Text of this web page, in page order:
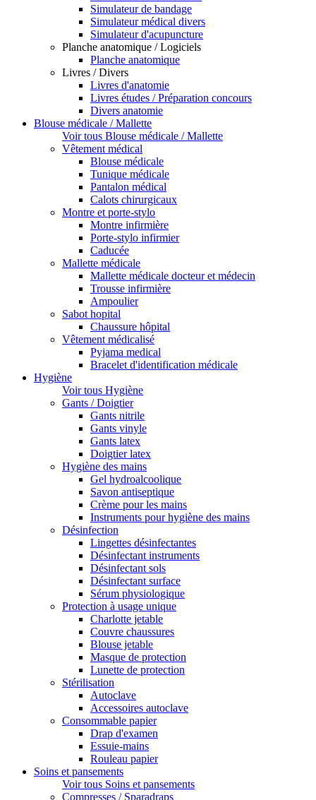
Simulateur de bandage
Simulateur médical divers
Simulateur d'acupuncture
Planche anatomique / Logiciels
Planche anatomique
Livres / Divers
Livres d'anatomie
Livres études / Préparation concours
Divers anatomie
Blouse médicale / Mallette
Voir tous Blouse médicale / Mallette
Vêtement médical
Blouse médicale
Tunique médicale
Pantalon médical
Calots chirurgicaux
Montre et porte-stylo
Montre infirmière
Porte-stylo infirmier
Caducée
Mallette médicale
Mallette médicale docteur et médecin
Trousse infirmière
Ampoulier
Sabot hopital
Chaussure hôpital
Vêtement médicalisé
Pyjama medical
Bracelet d'identification médicale
Hygiène
Voir tous Hygiène
Gants / Doigtier
Gants nitrile
Gants vinyle
Gants latex
Doigtier latex
Hygiène des mains
Gel hydroalcoolique
Savon antiseptique
Crème pour les mains
Instruments pour hygiène des mains
Désinfection
Lingettes désinfectantes
Désinfectant instruments
Désinfectant sols
Désinfectant surface
Sérum physiologique
Protection à usage unique
Charlotte jetable
Couvre chaussures
Blouse jetable
Masque de protection
Lunette de protection
Stérilisation
Autoclave
Accessoires autoclave
Consommable papier
Drap d'examen
Essuie-mains
Rouleau papier
Soins et pansements
Voir tous Soins et pansements
Compresses / Sparadraps